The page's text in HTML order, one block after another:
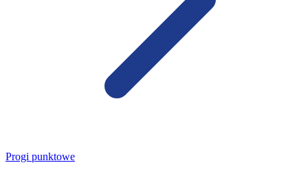
Progi punktowe